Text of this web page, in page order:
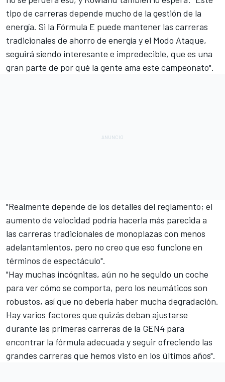
tipo de carreras depende mucho de la gestión de la
energía. Si la Fórmula E puede mantener las carreras
tradicionales de ahorro de energía y el Modo Ataque,
seguirá siendo interesante e impredecible, que es una
gran parte de por qué la gente ama este campeonato".
"Realmente depende de los detalles del reglamento; el
aumento de velocidad podría hacerla más parecida a
las carreras tradicionales de monoplazas con menos
adelantamientos, pero no creo que eso funcione en
términos de espectáculo".
"Hay muchas incógnitas, aún no he seguido un coche
para ver cómo se comporta, pero los neumáticos son
robustos, así que no debería haber mucha degradación.
Hay varios factores que quizás deban ajustarse
durante las primeras carreras de la GEN4 para
encontrar la fórmula adecuada y seguir ofreciendo las
grandes carreras que hemos visto en los últimos años".